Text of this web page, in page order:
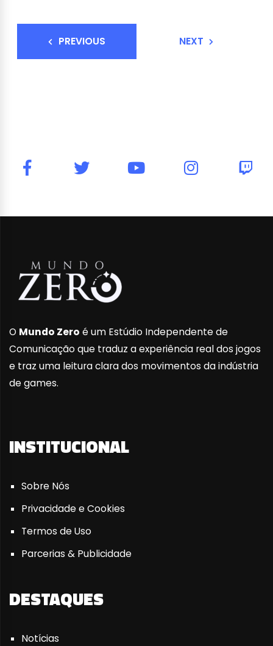
PREVIOUS NEXT
O Mundo Zero é um Estúdio Independente de
Comunicação que traduz a experiência real dos jogos
e traz uma leitura clara dos movimentos da indústria
de games.
INSTITUCIONAL
Sobre Nós
Privacidade e Cookies
Termos de Uso
Parcerias & Publicidade
DESTAQUES
Notícias